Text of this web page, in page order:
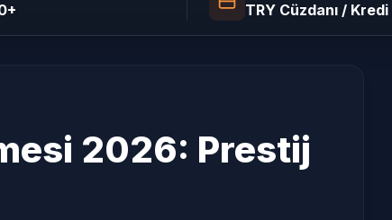
TRY Cüzdanı / Kredi
2026: Prestij